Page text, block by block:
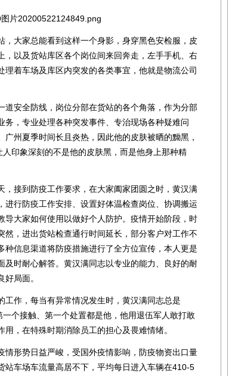
大家总能看到这样一个身影，身穿黑色安检服，皮
，以及货站库区各个岗位间来回奔走，左手手机、右
着车场及库区内突发的各类事宜，他就是物流公司
安全防线，岗位分部在货站的各个角落，作为分部
务，专业处理各种突发事件、专治现场各种疑难问
州夏季时间长且炎热，因此他的皮肤被晒的黝黑，
人印象深刻的不是他的皮肤黑，而是他身上那种精
接到防疫工作要求，在大家阖家团圆之时，黄汉满
进行防疫工作安排、设置好体温检查岗位、协调搬运
导大家如何使用以做好个人防护。疫情开始阶段，时
然，进出货站检查通行时间延长，部分客户对工作不
种信息渠道将防疫措施进行了全方位宣传，本人更是
及时耐心解答。黄汉满同志以专业的能力、良好的耐
局面。
作，每当有异常情况发生时，黄汉满同志总是
个接触、第一个处置都是他，他用退伍军人敢打敢
，在特殊时期消除员工的担心及畏难情绪。
形势日益严峻，受国外疫情影响，防疫物资出口量
站车场车流量高居不下，平均每日进入车辆在410-5